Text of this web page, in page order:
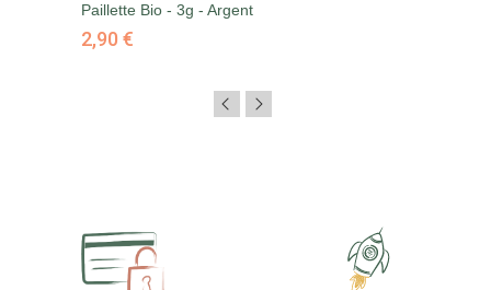
Paillette Bio - 3g - Argent
2,90 €